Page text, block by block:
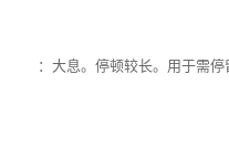
：大息。停顿较长。用于需停